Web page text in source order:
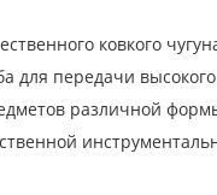
ковкого
для передачи
различной